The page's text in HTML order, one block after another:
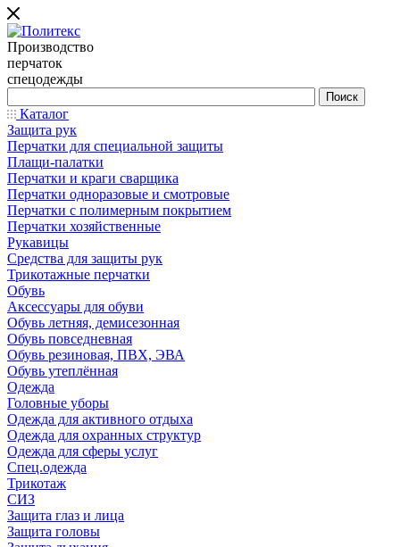
Производство
перчаток
спецодежды
Каталог
Защита рук
Перчатки для специальной защиты
Плащи-палатки
Перчатки и краги сварщика
Перчатки одноразовые и смотровые
Перчатки с полимерным покрытием
Перчатки хозяйственные
Рукавицы
Средства для защиты рук
Трикотажные перчатки
Обувь
Аксессуары для обуви
Обувь летняя, демисезонная
Обувь повседневная
Обувь резиновая, ПВХ, ЭВА
Обувь утеплённая
Одежда
Головные уборы
Одежда для активного отдыха
Одежда для охранных структур
Одежда для сферы услуг
Спец.одежда
Трикотаж
СИЗ
Защита глаз и лица
Защита головы